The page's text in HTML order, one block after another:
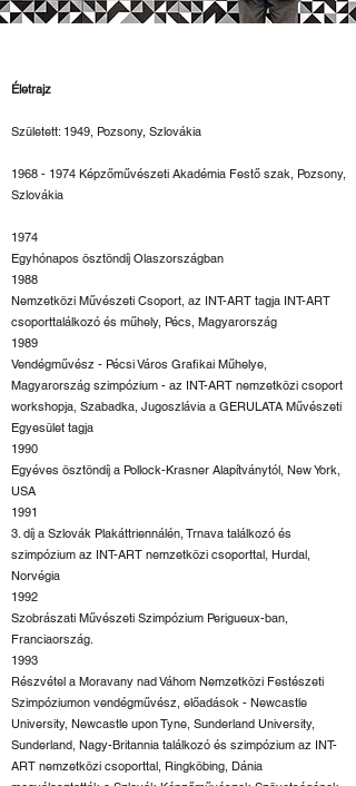
Életrajz
Született: 1949, Pozsony, Szlovákia
1968 - 1974 Képzőművészeti Akadémia Festő szak, Pozsony,
Szlovákia
1974
Egyhónapos ösztöndíj Olaszországban
1988
Nemzetközi Művészeti Csoport, az INT-ART tagja INT-ART
csoporttalálkozó és műhely, Pécs, Magyarország
1989
Vendégművész - Pécsi Város Grafikai Műhelye,
Magyarország szimpózium - az INT-ART nemzetközi csoport
workshopja, Szabadka, Jugoszlávia a GERULATA Művészeti
Egyesület tagja
1990
Egyéves ösztöndíj a Pollock-Krasner Alapítványtól, New York,
USA
1991
3. díj a Szlovák Plakáttriennálén, Trnava találkozó és
szimpózium az INT-ART nemzetközi csoporttal, Hurdal,
Norvégia
1992
Szobrászati Művészeti Szimpózium Perigueux-ban,
Franciaország.
1993
Részvétel a Moravany nad Váhom Nemzetközi Festészeti
Szimpóziumon vendégművész, előadások - Newcastle
University, Newcastle upon Tyne, Sunderland University,
Sunderland, Nagy-Britannia találkozó és szimpózium az INT-
ART nemzetközi csoporttal, Ringköbing, Dánia